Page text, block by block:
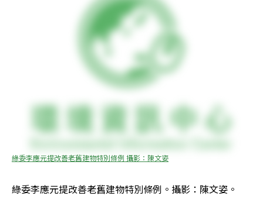
綠委李應元提改善老舊建物特別條例 攝影：陳文姿
綠委李應元提改善老舊建物特別條例。攝影：陳文姿。